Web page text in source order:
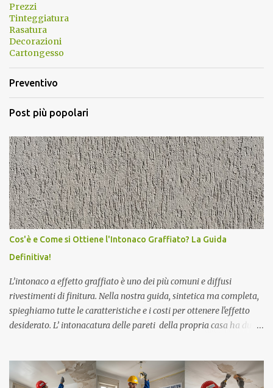
Prezzi
Tinteggiatura
Rasatura
Decorazioni
Cartongesso
Preventivo
Post più popolari
Cos'è e Come si Ottiene l'Intonaco Graffiato? La Guida
Definitiva!
L’intonaco a effetto graffiato è uno dei più comuni e diffusi
rivestimenti di finitura. Nella nostra guida, sintetica ma completa,
spieghiamo tutte le caratteristiche e i costi per ottenere l'effetto
desiderato. L’ intonacatura delle pareti della propria casa ha due
della muratura. Esiste, e non sappiamo se ne eri al corrente, una
differenza tra l’intonacatura delle pareti esterne, che deve